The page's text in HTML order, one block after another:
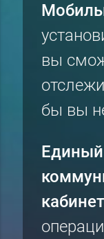
вы
бы вы
Единый
кабинет